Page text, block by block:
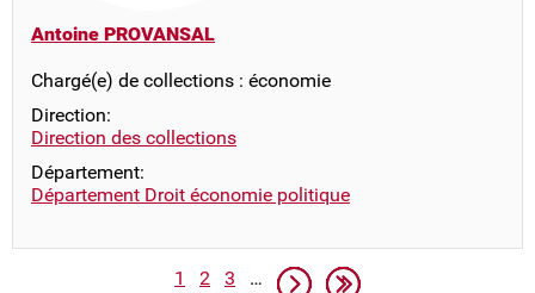
Antoine PROVANSAL
Chargé(e) de collections : économie
Direction:
Direction des collections
Département:
Département Droit économie politique
Pagination
Page
1 Page
2 Page
3 … Page suivante
Dernière page